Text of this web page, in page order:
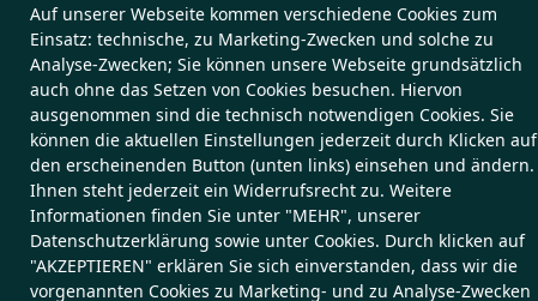
Auf unserer Webseite kommen verschiedene Cookies zum
Einsatz: technische, zu Marketing-Zwecken und solche zu
Analyse-Zwecken; Sie können unsere Webseite grundsätzlich
auch ohne das Setzen von Cookies besuchen. Hiervon
ausgenommen sind die technisch notwendigen Cookies. Sie
können die aktuellen Einstellungen jederzeit durch Klicken auf
den erscheinenden Button (unten links) einsehen und ändern.
Ihnen steht jederzeit ein Widerrufsrecht zu. Weitere
Informationen finden Sie unter "MEHR", unserer
Datenschutzerklärung sowie unter Cookies. Durch klicken auf
"AKZEPTIEREN" erklären Sie sich einverstanden, dass wir die
vorgenannten Cookies zu Marketing- und zu Analyse-Zwecken